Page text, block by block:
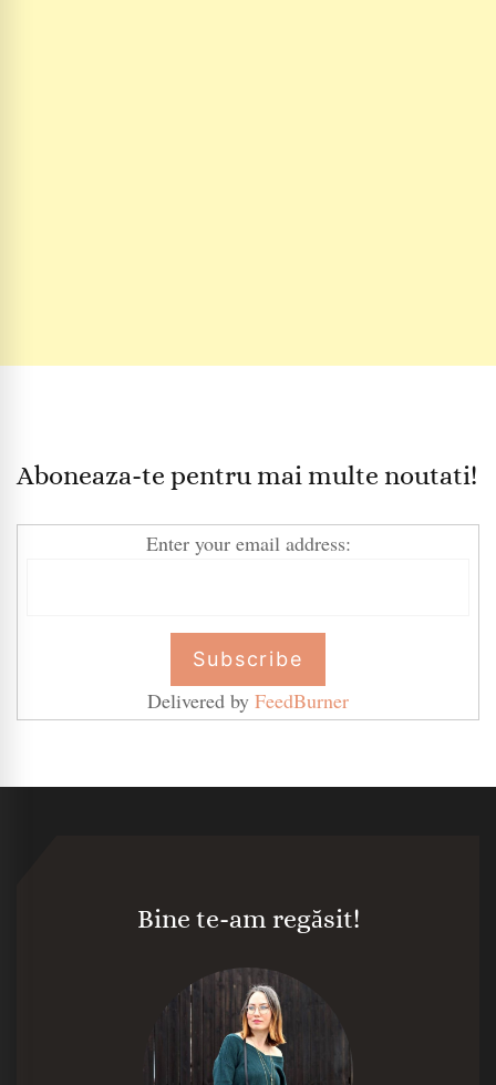
Aboneaza-te pentru mai multe noutati!
Enter your email address:
Delivered by FeedBurner
Bine te-am regăsit!